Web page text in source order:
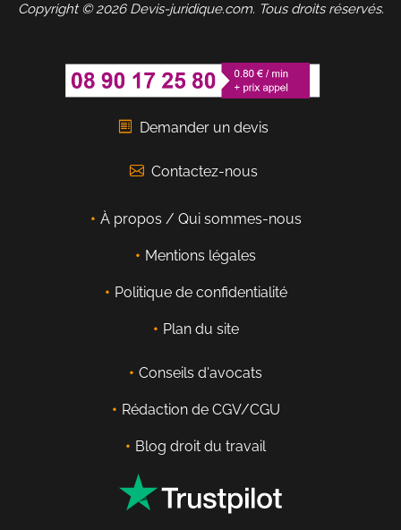
Copyright © 2026 Devis-juridique.com. Tous droits réservés.
Demander un devis
Contactez-nous
À propos / Qui sommes-nous
Mentions légales
Politique de confidentialité
Plan du site
Conseils d'avocats
Rédaction de CGV/CGU
Blog droit du travail